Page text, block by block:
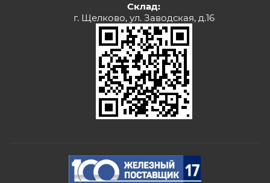
Склад:
г. Щелково, ул. Заводская, д.16